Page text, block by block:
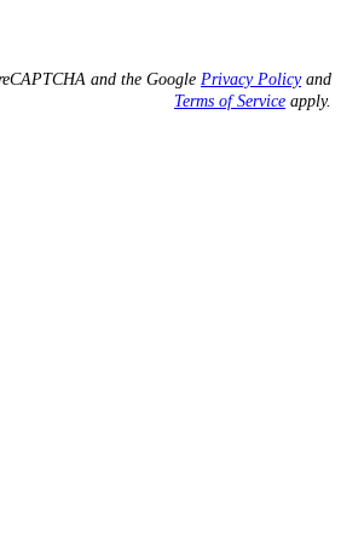
and the Google Privacy Policyand
Terms of Service apply.